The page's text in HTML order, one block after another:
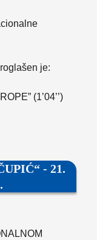
je:
(1’04’’)
- 21.